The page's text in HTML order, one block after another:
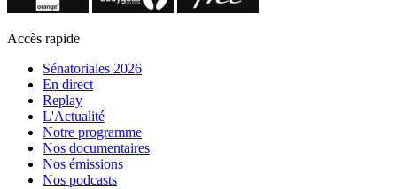
Accès rapide
Sénatoriales 2026
En direct
Replay
L'Actualité
Notre programme
Nos documentaires
Nos émissions
Nos podcasts